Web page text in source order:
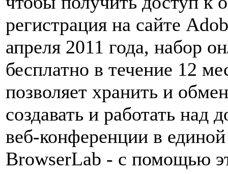
регистрация на сайте
апреля 2011 года, набор
бесплатно в течение 12
позволяет хранить и
создавать и работать над
веб-конференции в
BrowserLab - с помощью